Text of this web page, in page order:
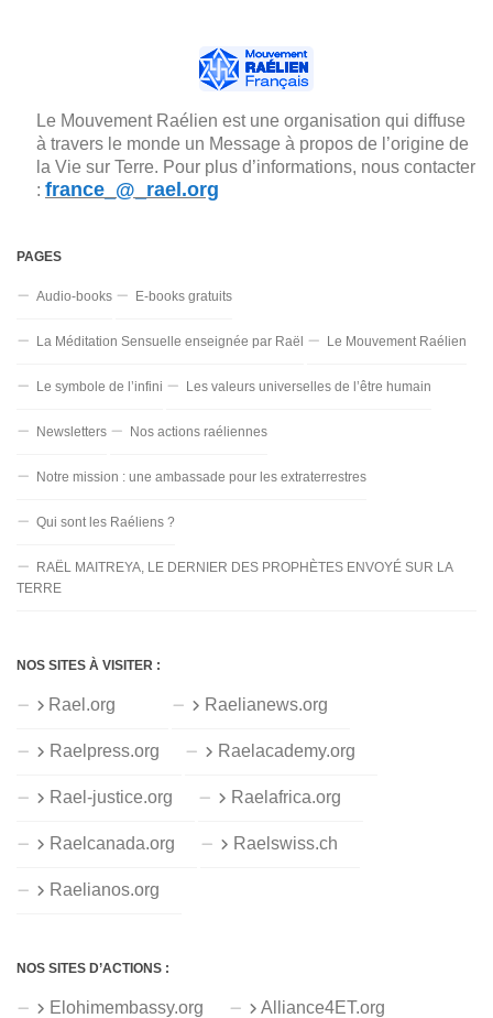
Le Mouvement Raélien est une organisation qui diffuse
à travers le monde un Message à propos de l’origine de
la Vie sur Terre. Pour plus d’informations, nous contacter
: france_@_rael.org
PAGES
Audio-books E-books gratuits
La Méditation Sensuelle enseignée par Raël Le Mouvement Raélien
Le symbole de l’infini Les valeurs universelles de l’être humain
Newsletters Nos actions raéliennes
Notre mission : une ambassade pour les extraterrestres
Qui sont les Raéliens ?
RAËL MAITREYA, LE DERNIER DES PROPHÈTES ENVOYÉ SUR LA
TERRE
NOS SITES À VISITER :
Rael.org Raelianews.org
Raelpress.org Raelacademy.org
Rael-justice.org Raelafrica.org
Raelcanada.org Raelswiss.ch
Raelianos.org
NOS SITES D’ACTIONS :
Elohimembassy.org Alliance4ET.org